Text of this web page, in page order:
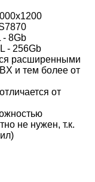
- 8Gb
- 256Gb
расширенными
и тем более от
от
не нужен, т.к.